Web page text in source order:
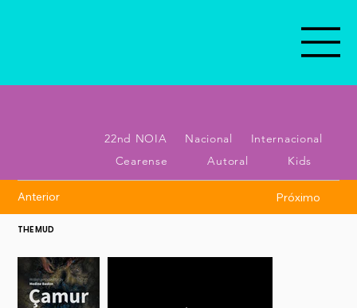
22nd NOIA Nacional
Internacional
Cearense
Autoral Kids
Anterior Próximo
THE MUD